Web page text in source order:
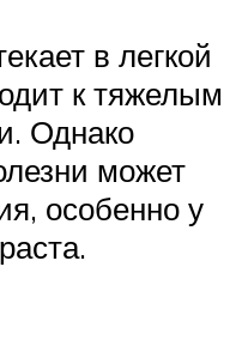
в легкой
к тяжелым
Однако
может
особенно у